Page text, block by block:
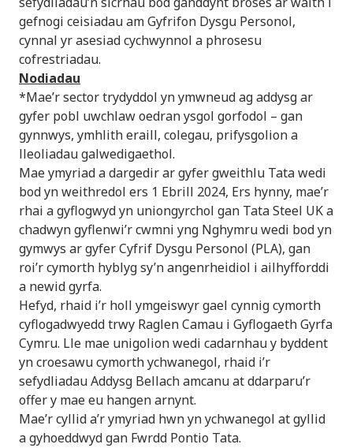
gefnogi ceisiadau am Gyfrifon Dysgu Personol,
cynnal yr asesiad cychwynnol a phrosesu
cofrestriadau.
Nodiadau
*Mae’r sector trydyddol yn ymwneud ag addysg ar
gyfer pobl uwchlaw oedran ysgol gorfodol – gan
gynnwys, ymhlith eraill, colegau, prifysgolion a
lleoliadau galwedigaethol.
Mae ymyriad a dargedir ar gyfer gweithlu Tata wedi
bod yn weithredol ers 1 Ebrill 2024, Ers hynny, mae’r
rhai a gyflogwyd yn uniongyrchol gan Tata Steel UK a
chadwyn gyflenwi’r cwmni yng Nghymru wedi bod yn
gymwys ar gyfer Cyfrif Dysgu Personol (PLA), gan
roi’r cymorth hyblyg sy’n angenrheidiol i ailhyfforddi
a newid gyrfa.
Hefyd, rhaid i’r holl ymgeiswyr gael cynnig cymorth
cyflogadwyedd trwy Raglen Camau i Gyflogaeth Gyrfa
Cymru. Lle mae unigolion wedi cadarnhau y byddent
yn croesawu cymorth ychwanegol, rhaid i’r
sefydliadau Addysg Bellach amcanu at ddarparu’r
offer y mae eu hangen arnynt.
Mae’r cyllid a’r ymyriad hwn yn ychwanegol at gyllid
a gyhoeddwyd gan Fwrdd Pontio Tata.